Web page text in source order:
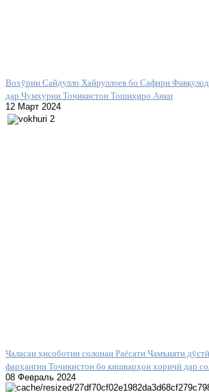
Вохӯрии Сайдулло Хайруллоев бо Сафири
дар Ҷумҳурии Тоҷикистон Тошиҳиро Аики
12 Март 2024
Ҷаласаи ҳисоботии солонаи Раёсати Ҷамъияти
фарҳангии Тоҷикистон бо кишварҳои хориҷӣ дар
08 Февраль 2024